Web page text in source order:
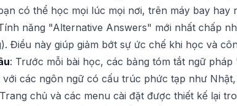
có thể học mọi lúc mọi nơi, trên máy bay hay
năng "Alternative Answers" mới nhất chấp
Điều này giúp giảm bớt sự ức chế khi học và
: Trước mỗi bài học, các bảng tóm tắt ngữ
các ngôn ngữ có cấu trúc phức tạp như
chủ và các menu cài đặt được thiết kế lại